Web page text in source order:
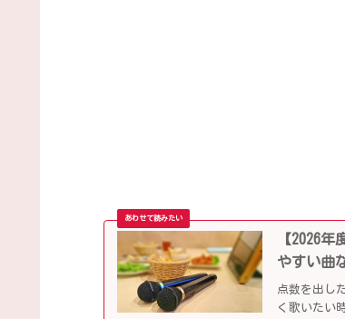
【2026
やすい曲
点数を出し
く歌いたい